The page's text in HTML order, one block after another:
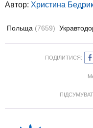
Автор: Христина
Польща (7659)
ПОДІЛИТИСЯ: